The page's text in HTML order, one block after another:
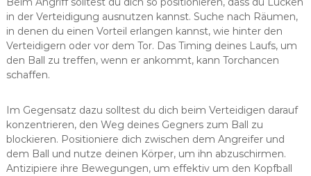
in der Verteidigung ausnutzen kannst. Suche nach Räumen,
in denen du einen Vorteil erlangen kannst, wie hinter den
Verteidigern oder vor dem Tor. Das Timing deines Laufs, um
den Ball zu treffen, wenn er ankommt, kann Torchancen
schaffen.
Im Gegensatz dazu solltest du dich beim Verteidigen darauf
konzentrieren, den Weg deines Gegners zum Ball zu
blockieren. Positioniere dich zwischen dem Angreifer und
dem Ball und nutze deinen Körper, um ihn abzuschirmen.
Antizipiere ihre Bewegungen, um effektiv um den Kopfball